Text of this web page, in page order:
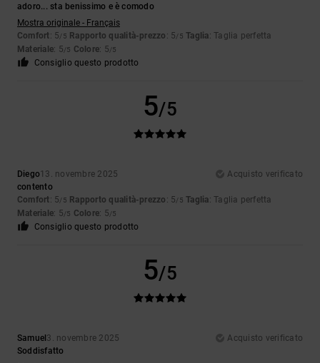
adoro... sta benissimo e è comodo
Mostra originale - Français
Comfort: 5/5 Rapporto qualità-prezzo : 5/5 Taglia: Taglia perfetta
Materiale: 5/5 Colore: 5/5
Consiglio questo prodotto
5/5
Diego13. novembre 2025
Acquisto verificato
contento
Comfort: 5/5 Rapporto qualità-prezzo : 5/5 Taglia: Taglia perfetta
Materiale: 5/5 Colore: 5/5
Consiglio questo prodotto
5/5
Samuel 3. novembre 2025
Acquisto verificato
Soddisfatto